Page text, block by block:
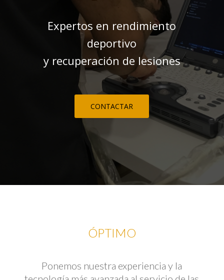
Expertos en rendimiento
deportivo
y recuperación de lesiones
CONTACTAR
ÓPTIMO
Ponemos nuestra experiencia y la